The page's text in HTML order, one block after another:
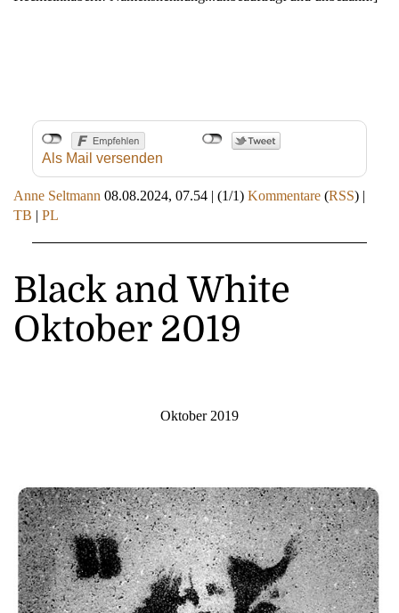
Als Mail versenden
Anne Seltmann 08.08.2024, 07.54 | (1/1) Kommentare (RSS) |
TB | PL
Black and White
Oktober 2019
Oktober 2019